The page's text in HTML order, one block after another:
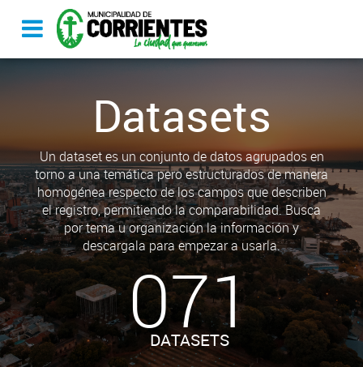
Datasets
Un dataset es un conjunto de datos agrupados en
torno a una temática pero estructurados de manera
homogénea respecto de los campos que describen
el registro, permitiendo la comparabilidad. Busca
por tema u organización la información y
descargala para empezar a usarla.
071
DATASETS